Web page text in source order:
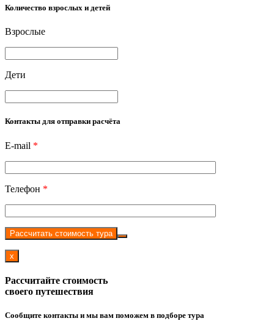
Количество взрослых и детей
Взрослые
Дети
Контакты для отправки расчёта
E-mail *
Телефон *
Рассчитать стоимость тура
x
Рассчитайте стоимость
своего путешествия
Сообщите контакты и мы вам поможем в подборе тура